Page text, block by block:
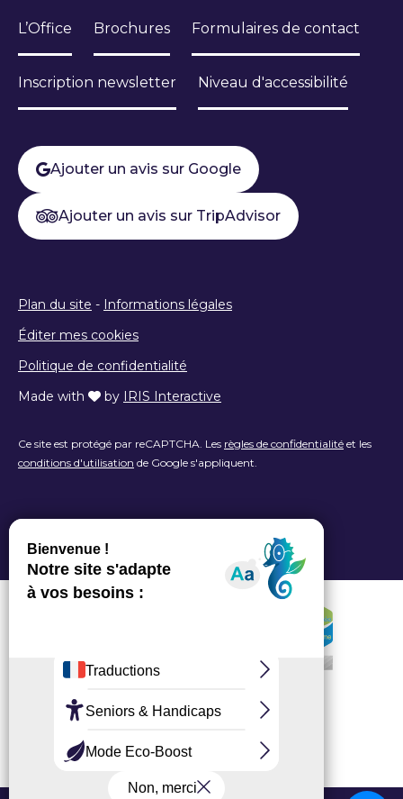
L’Office Brochures Formulaires de contact
Inscription newsletter Niveau d'accessibilité
Ajouter un avis sur Google
Ajouter un avis sur TripAdvisor
Plan du site - Informations légales
Éditer mes cookies
Politique de confidentialité
Made with
by IRIS Interactive
Ce site est protégé par reCAPTCHA. Les règles de confidentialité et les
conditions d'utilisation de Google s'appliquent.